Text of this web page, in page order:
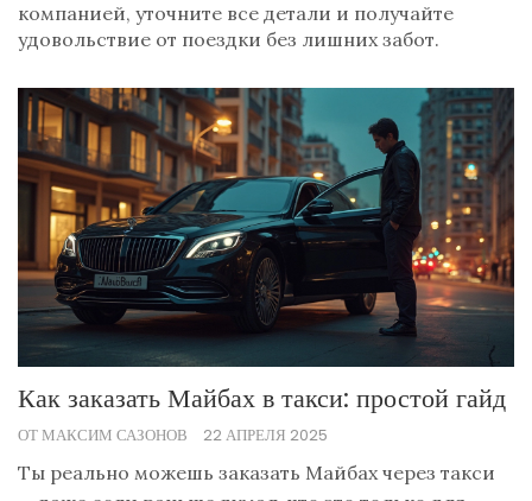
компанией, уточните все детали и получайте
удовольствие от поездки без лишних забот.
Как заказать Майбах в такси: простой гайд
ОТ МАКСИМ САЗОНОВ 22 АПРЕЛЯ 2025
Ты реально можешь заказать Майбах через такси